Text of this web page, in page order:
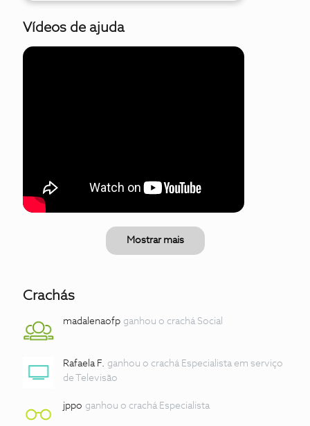
Vídeos de ajuda
Mostrar mais
Crachás
madalenaofp ganhou o crachá Social
Rafaela F.
ganhou o crachá Especialista em serviço
de Televisão
jppo ganhou o crachá Especialista